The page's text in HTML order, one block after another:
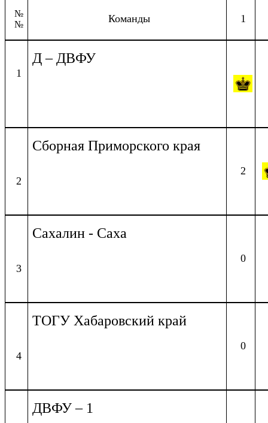
№
№
Команды 1
1
Д – ДВФУ
2
Сборная Приморского края
2
3
Сахалин - Саха
0
4
ТОГУ Хабаровский край
0
ДВФУ – 1